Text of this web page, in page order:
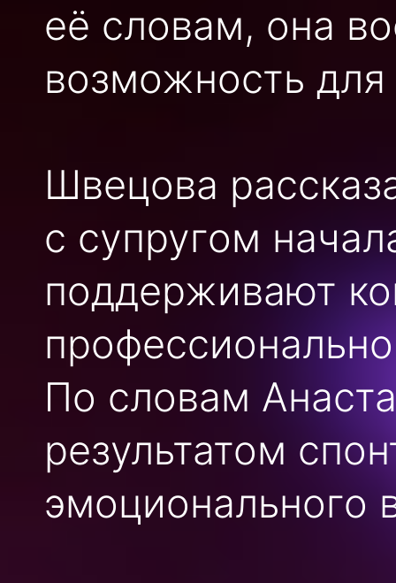
её словам, она
возможность
Швецова
с супругом
поддерживают
По словам
результатом
эмоционального